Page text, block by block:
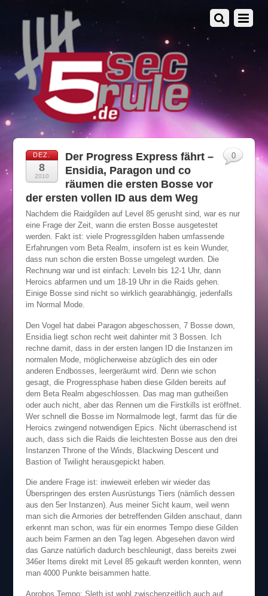
DEZ.
8
2010
Der Progress Express fährt –
Ensidia, Paragon und co
räumen die ersten Bosse vor
der ersten vollen ID aus dem Weg
Nachdem die Raidgilden auf Level 85 gerusht sind, war es nur
eine Frage der Zeit, wann die ersten Bosse ausgetestet
werden. Fakt ist: viele Progressgilden haben umfassende
Erfahrungen vom Beta Realm, insofern ist es kein Wunder,
dass nun schon die ersten Bosse umgelegt wurden. Die
Rechnung war und ist einfach: Leveln bis 12-1 Uhr, dann
Heroics abfarmen und um 18-19 Uhr in die Raids gehen.
Einige Bosse sind nicht so wirklich gearabhängig, jedenfalls
im Normal Mode.
Den Vogel hat dabei Paragon abgeschossen, 7 Bosse down,
Ensidia liegt schon recht weit dahinter mit 3 Bossen. Ich
rechne damit, dass in der ersten langen ID die Instanzen im
normalen Mode, möglicherweise abzüglich des ein oder
anderen Endbosses, leergeräumt wird. Denn wie schon
gesagt, die Progressphase haben diese Gilden bereits auf
dem Beta Realm abgeschlossen. Das mag man gutheißen
oder auch nicht, aber das Rennen um die Firstkills ist eröffnet.
Wer schnell die Bosse im Normalmode legt, farmt das für die
Heroics zwingend notwendigen Epics. Nicht überraschend ist
auch, dass sich die Raids die leichtesten Bosse aus den drei
Instanzen Throne of the Winds, Blackwing Descent und
Bastion of Twilight herausgepickt haben.
Die andere Frage ist: inwieweit erleben wir wieder das
Überspringen des ersten Ausrüstungs Tiers (nämlich dessen
aus den 5er Instanzen). Aus meiner Sicht kaum, weil wenn
man sich die Armories der betreffenden Gilden anschaut, dann
erkennt man schon, was für ein enormes Tempo diese Gilden
auch beim Farmen an den Tag legen. Abgesehen davon wird
das Ganze natürlich dadurch beschleunigt, dass bereits zwei
346er Items direkt mit Level 85 gekauft werden konnten, wenn
man 4000 Punkte beisammen hatte.
Aprobos Tempo: Sleth ist wohl zwischenzeitlich auch auf
0